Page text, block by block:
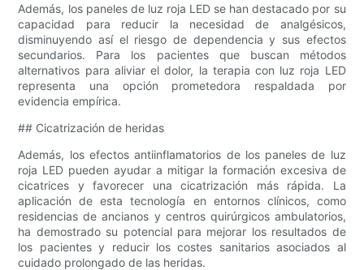
Además, los paneles de luz roja LED se han destacado por su
capacidad para reducir la necesidad de analgésicos,
disminuyendo así el riesgo de dependencia y sus efectos
secundarios. Para los pacientes que buscan métodos
alternativos para aliviar el dolor, la terapia con luz roja LED
representa una opción prometedora respaldada por
evidencia empírica.
## Cicatrización de heridas
Además, los efectos antiinflamatorios de los paneles de luz
roja LED pueden ayudar a mitigar la formación excesiva de
cicatrices y favorecer una cicatrización más rápida. La
aplicación de esta tecnología en entornos clínicos, como
residencias de ancianos y centros quirúrgicos ambulatorios,
ha demostrado su potencial para mejorar los resultados de
los pacientes y reducir los costes sanitarios asociados al
cuidado prolongado de las heridas.